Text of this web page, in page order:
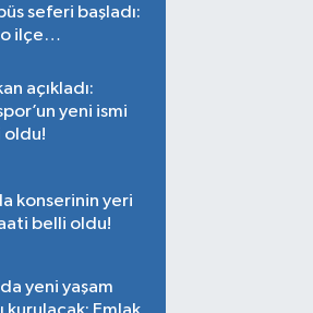
seferi başladı:
o ilçe…
açıkladı:
yeni ismi
oldu!
konserinin yeri
belli oldu!
yeni yaşam